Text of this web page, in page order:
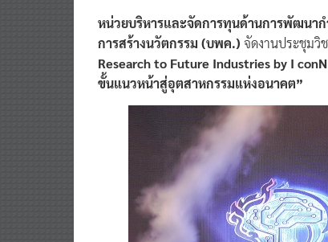
หน่วยบริหารและจัดการทุนด้านการพัฒน
การสร้างนวัตกรรม (บพค.)จัดงานประชุมวิ
Research to Future Industries by I
ขั้นแนวหน้าสู่อุตสาหกรรมแห่งอนาคต”